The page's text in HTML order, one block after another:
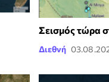
Σεισμός τώρα
Διεθνή